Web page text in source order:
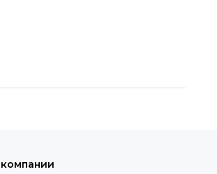
Москитная сетка